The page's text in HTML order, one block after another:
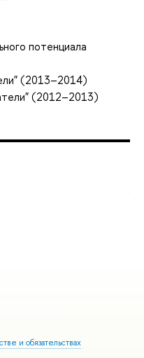
потенциала
(2013–2014)
(2012–2013)
и обязательствах